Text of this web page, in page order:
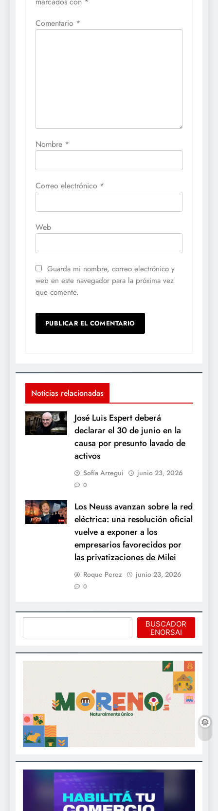
Comentario *
Nombre *
Correo electrónico *
Web
Guarda mi nombre, correo electrónico y
web en este navegador para la próxima vez
que comente.
Noticias relacionadas
José Luis Espert deberá
declarar el 30 de junio en la
causa por presunto lavado de
activos
Sofía Arregui junio 23, 2026
0
Los Neuss avanzan sobre la red
eléctrica: una resolución oficial
vuelve a exponer a los
empresarios favorecidos por
las privatizaciones de Milei
Roque Perez junio 23, 2026
0
BUSCADOR
ENORSAI